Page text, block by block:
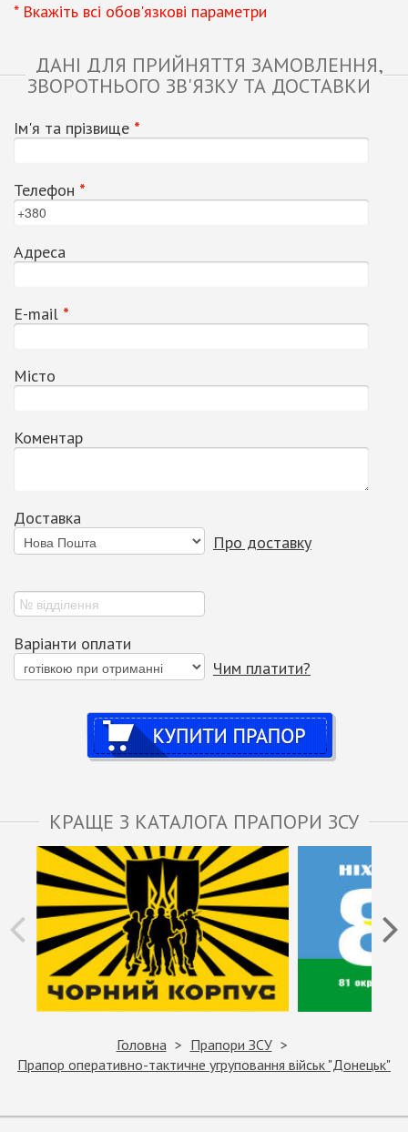
* Вкажіть всі обов'язкові параметри
ДАНІ ДЛЯ ПРИЙНЯТТЯ ЗАМОВЛЕННЯ,
ЗВОРОТНЬОГО ЗВ'ЯЗКУ ТА ДОСТАВКИ
Ім'я та прізвище *
Телефон *
Адреса
Е-mail *
Місто
Коментар
Доставка
Про доставку
Варіанти оплати
Чим платити?
Купити
КРАЩЕ З КАТАЛОГА ПРАПОРИ ЗСУ
Головна
Прапори ЗСУ
Прапор оперативно-тактичне угруповання військ "Донецьк"